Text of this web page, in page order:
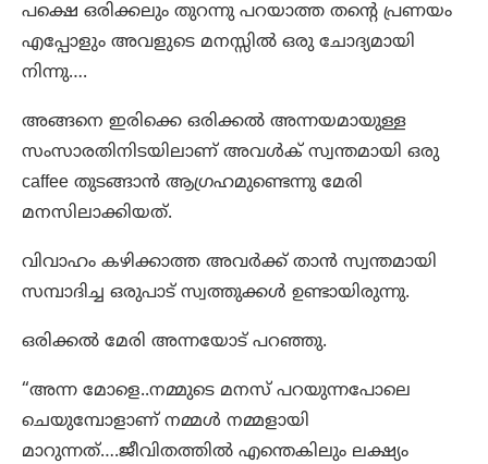
പക്ഷെ ഒരിക്കലും തുറന്നു പറയാത്ത തന്റെ പ്രണയം
എപ്പോളും അവളുടെ മനസ്സിൽ ഒരു ചോദ്യമായി
നിന്നു….
അങ്ങനെ ഇരിക്കെ ഒരിക്കൽ അന്നയമായുള്ള
സംസാരതിനിടയിലാണ് അവൾക് സ്വന്തമായി ഒരു
caffee തുടങ്ങാൻ ആഗ്രഹമുണ്ടെന്നു മേരി
മനസിലാക്കിയത്.
വിവാഹം കഴിക്കാത്ത അവർക്ക് താൻ സ്വന്തമായി
സമ്പാദിച്ച ഒരുപാട് സ്വത്തുക്കൾ ഉണ്ടായിരുന്നു.
ഒരിക്കൽ മേരി അന്നയോട് പറഞ്ഞു.
“അന്ന മോളെ..നമ്മുടെ മനസ് പറയുന്നപോലെ
ചെയുമ്പോളാണ് നമ്മൾ നമ്മളായി
മാറുന്നത്….ജീവിതത്തിൽ എന്തെകിലും ലക്ഷ്യം